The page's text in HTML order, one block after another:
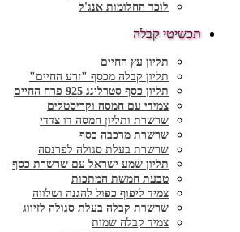
לוכד החלומות אנג'ל
תכשיטי קבלה
תליון עץ החיים
תליון קבלה מכסף "זרע החיים"
תליון כסף סטרלינג 925 פרח החיים
צמידי עם חמסה וקריסטלים
שרשרת ותליון חמסה דו צדדי
שרשרת מרכבה כסף
שרשרת בעלת סגולה לפרנסה
תליון שמע ישראל עם שרשרת כסף
טבעת חמשת המתכות
צמיד ליפוף כפול להגנה ושלווה
שרשרת קבלה בעלת סגולה לזיווג
צמיד קבלה שמות